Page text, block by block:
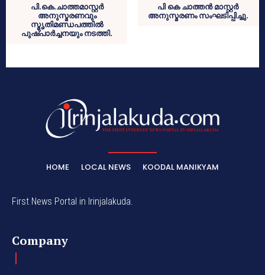
പി.കെ.ചാത്തമാസ്റ്റര്‍
അനുസ്മരണവും
സ്മൃതിമണ്ഡപത്തില്‍
പുഷ്പാര്‍ച്ചനയും നടത്തി.
പി കെ ചാത്തന്‍ മാസ്റ്റര്‍
അനുസ്മരണം സംഘടിപ്പിച്ചു.
HOME LOCAL NEWS KOODAL MANIKYAM
First News Portal in Irinjalakuda.
Company